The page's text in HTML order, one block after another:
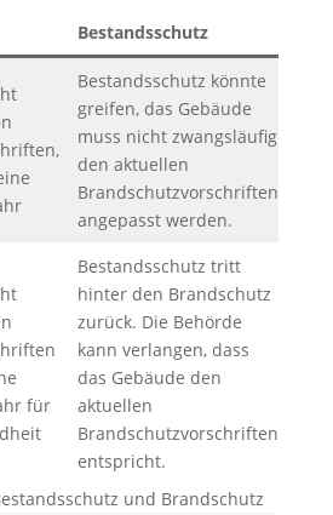
Bestandsschutz
Bestandsschutz könnte
greifen, das Gebäude
muss nicht zwangsläufig
den aktuellen
Brandschutzvorschriften
angepasst werden.
für
Bestandsschutz tritt
hinter den Brandschutz
zurück. Die Behörde
kann verlangen, dass
das Gebäude den
aktuellen
Brandschutzvorschriften
entspricht.
und Brandschutz